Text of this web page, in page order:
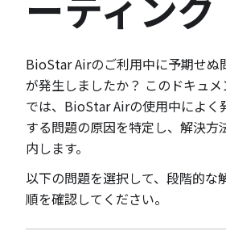
BioStar Airのご利用中に予期せぬ
が発生しましたか？ このドキュメ
では、BioStar Airの使用中によく
する問題の原因を特定し、解決方
内します。
以下の問題を選択して、段階的な
順を確認してください。